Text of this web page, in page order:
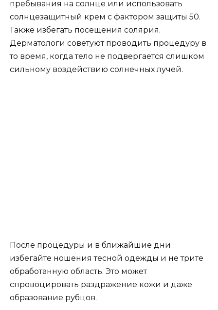
пребывания на солнце или использовать
солнцезащитный крем с фактором защиты 50.
Также избегать посещения солярия.
Дерматологи советуют проводить процедуру в
то время, когда тело не подвергается слишком
сильному воздействию солнечных лучей.
После процедуры и в ближайшие дни
избегайте ношения тесной одежды и не трите
обработанную область. Это может
спровоцировать раздражение кожи и даже
образование рубцов.